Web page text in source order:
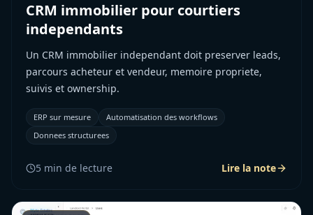
CRM immobilier pour courtiers
independants
Un CRM immobilier independant doit preserver leads,
parcours acheteur et vendeur, memoire propriete,
suivis et ownership.
ERP sur mesure
Automatisation des workflows
Donnees structurees
5 min de lecture Lire la note